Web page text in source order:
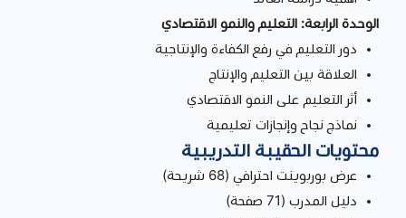
الوحدة الرابعة: التعليم والنمو الاقتصادي
دور التعليم في رفع الكفاءة والإنتاجية
العلاقة بين التعليم والإنتاج
أثر التعليم على النمو الاقتصادي
نماذج نجاح وإنجازات تعليمية
محتويات الحقيبة التدريبية
عرض بوربوينت احترافي (68 شريحة)
دليل المدرب (71 صفحة)